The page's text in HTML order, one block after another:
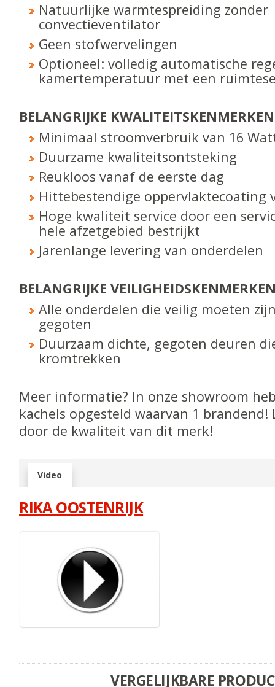
Natuurlijke warmtespreiding zonder
convectieventilator
Geen stofwervelingen
Optioneel: volledig automatische
kamertemperatuur met een
BELANGRIJKE KWALITEITS­KENMERKEN
Minimaal stroomverbruik van 16
Duurzame kwaliteitsontsteking
Reukloos vanaf de eerste dag
Hittebestendige oppervlaktecoating
Hoge kwaliteit service door een
hele afzetgebied bestrijkt
Jarenlange levering van onderdelen
BELANGRIJKE
Alle onderdelen die veilig moeten
gegoten
Duurzaam dichte, gegoten deuren
kromtrekken
Meer informatie? In onze showroom
kachels opgesteld waarvan 1
door de kwaliteit van dit merk!
Video
RIKA OOSTENRIJK
VERGELIJKBARE